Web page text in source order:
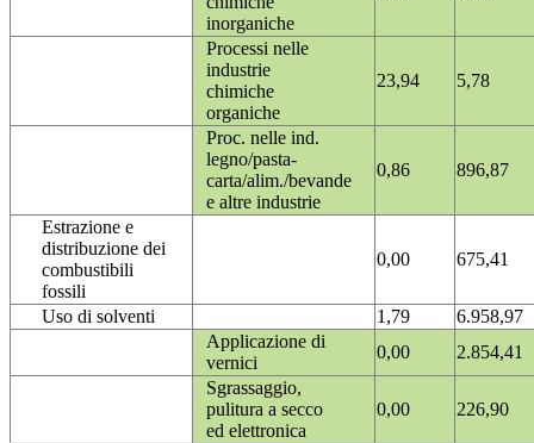
inorganiche
Processi nelle
industrie
chimiche
organiche
23,94 5,78
Proc. nelle ind.
legno/pasta-
carta/alim./bevande
e altre industrie
0,86 896,87
Estrazione e
distribuzione dei
combustibili
fossili
0,00 675,41
Uso di solventi 1,79
6.958,97
Applicazione di
vernici
0,00
2.854,41
Sgrassaggio,
pulitura a secco
ed elettronica
0,00 226,90